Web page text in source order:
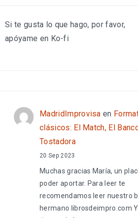
Si te gusta lo que hago, por favor,
apóyame en Ko-fi
MadridImprovisa en
clásicos: El Match, El
Tostadora
20 Sep 2023
Muchas gracias María, un
poder aportar. Para leer te
recomendamos leer nuestro
hermano librosdeimpro.com